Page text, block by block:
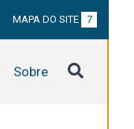
MAPA DO SITE 7
Sobre